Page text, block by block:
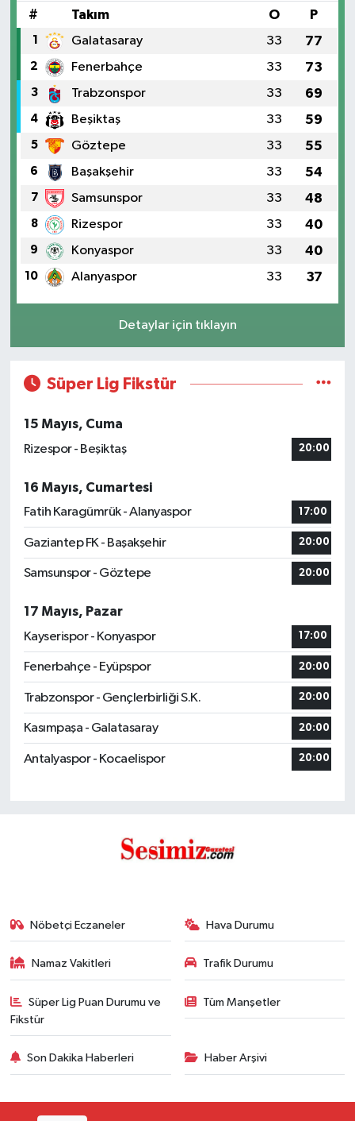
# Takım O P
1 Galatasaray 33 77
2 Fenerbahçe 33 73
3 Trabzonspor 33 69
4 Beşiktaş 33 59
5 Göztepe 33 55
6 Başakşehir 33 54
7 Samsunspor 33 48
8 Rizespor 33 40
9 Konyaspor 33 40
10 Alanyaspor 33 37
Detaylar için tıklayın
Süper Lig Fikstür
15 Mayıs, Cuma
Rizespor - Beşiktaş
20:00
16 Mayıs, Cumartesi
Fatih Karagümrük - Alanyaspor
17:00
Gaziantep FK - Başakşehir 20:00
Samsunspor - Göztepe 20:00
17 Mayıs, Pazar
Kayserispor - Konyaspor
17:00
Fenerbahçe - Eyüpspor 20:00
Trabzonspor - Gençlerbirliği S.K. 20:00
Kasımpaşa - Galatasaray 20:00
Antalyaspor - Kocaelispor 20:00
Nöbetçi Eczaneler Hava Durumu
Namaz Vakitleri Trafik Durumu
Süper Lig Puan Durumu ve
Fikstür
Tüm Manşetler
Son Dakika Haberleri Haber Arşivi